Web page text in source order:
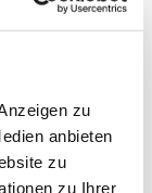
zu
anbieten
zu
zu Ihrer